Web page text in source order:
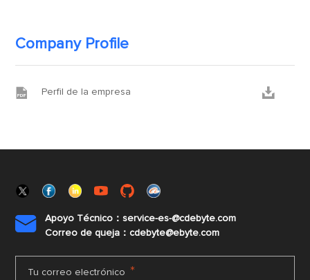
Company Profile
 Perfil de la empresa 

Apoyo Técnico：service-es-@cdebyte.com
Correo de queja：cdebyte@ebyte.com
Tu correo electrónico *